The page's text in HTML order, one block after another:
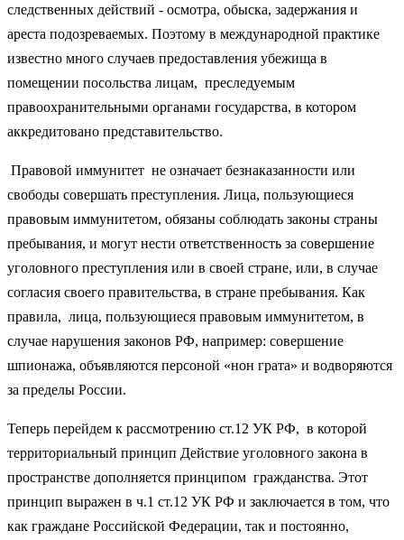
следственных действий - осмотра, обыска, задержания и
ареста подозреваемых. Поэтому в международной практике
известно много случаев предоставления убежища в
помещении посольства лицам, преследуемым
правоохранительными органами государства, в котором
аккредитовано представительство.
Правовой иммунитет не означает безнаказанности или
свободы совершать преступления. Лица, пользующиеся
правовым иммунитетом, обязаны соблюдать законы страны
пребывания, и могут нести ответственность за совершение
уголовного преступления или в своей стране, или, в случае
согласия своего правительства, в стране пребывания. Как
правила, лица, пользующиеся правовым иммунитетом, в
случае нарушения законов РФ, например: совершение
шпионажа, объявляются персоной «нон грата» и водворяются
за пределы России.
Теперь перейдем к рассмотрению ст.12 УК РФ, в которой
территориальный принцип Действие уголовного закона в
пространстве дополняется принципом гражданства. Этот
принцип выражен в ч.1 ст.12 УК РФ и заключается в том, что
как граждане Российской Федерации, так и постоянно,